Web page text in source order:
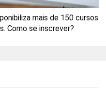
mais de 150 cursos
Como se inscrever?